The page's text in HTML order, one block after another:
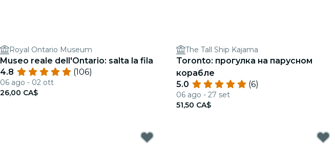
Royal Ontario Museum
Museo reale dell'Ontario: salta la fila
4.8
(106)
06 ago - 02 ott
26,00 CA$
The Tall Ship Kajama
Toronto: прогулка на парусном
корабле
5.0
(6)
06 ago - 27 set
51,50 CA$